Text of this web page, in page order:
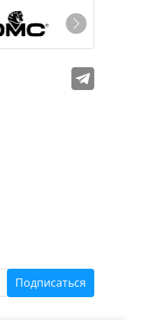
Мы в соцсетях
Телеграм
Подписаться